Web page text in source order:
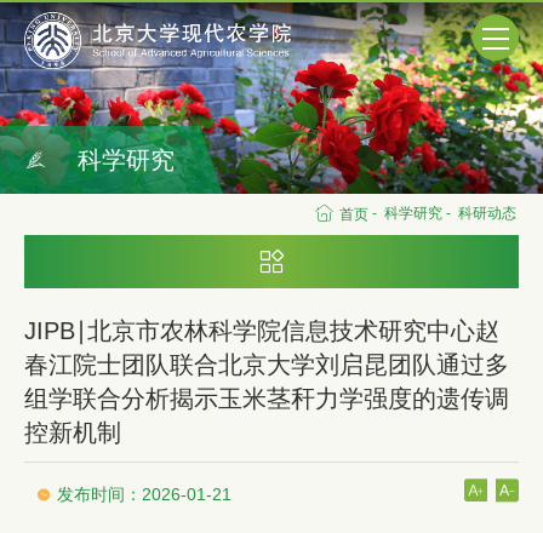
首页 - 科学研究 - 科研动态
科学研究
JIPB∣北京市农林科学院信息技术研究中心赵
春江院士团队联合北京大学刘启昆团队通过多
组学联合分析揭示玉米茎秆力学强度的遗传调
控新机制
发布时间：2026-01-21